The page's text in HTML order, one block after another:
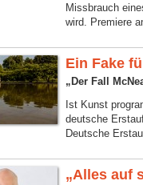
Missbrauch
wird. Premiere
Ein Fake
„Der Fall
Ist Kunst
deutsche
Deutsche
„Alles auf